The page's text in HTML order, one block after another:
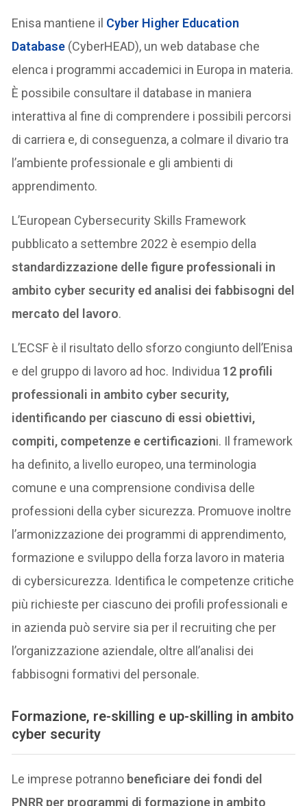
Enisa mantiene il Cyber Higher Education
Database (CyberHEAD), un web database che
elenca i programmi accademici in Europa in materia.
È possibile consultare il database in maniera
interattiva al fine di comprendere i possibili percorsi
di carriera e, di conseguenza, a colmare il divario tra
l’ambiente professionale e gli ambienti di
apprendimento.
L’European Cybersecurity Skills Framework
pubblicato a settembre 2022 è esempio della
standardizzazione delle figure professionali in
ambito cyber security ed analisi dei fabbisogni del
mercato del lavoro.
L’ECSF è il risultato dello sforzo congiunto dell’Enisa
e del gruppo di lavoro ad hoc. Individua 12 profili
professionali in ambito cyber security,
identificando per ciascuno di essi obiettivi,
compiti, competenze e certificazioni. Il framework
ha definito, a livello europeo, una terminologia
comune e una comprensione condivisa delle
professioni della cyber sicurezza. Promuove inoltre
l’armonizzazione dei programmi di apprendimento,
formazione e sviluppo della forza lavoro in materia
di cybersicurezza. Identifica le competenze critiche
più richieste per ciascuno dei profili professionali e
in azienda può servire sia per il recruiting che per
l’organizzazione aziendale, oltre all’analisi dei
fabbisogni formativi del personale.
Formazione, re-skilling e up-skilling in ambito
cyber security
Le imprese potranno beneficiare dei fondi del
PNRR per programmi di formazione in ambito